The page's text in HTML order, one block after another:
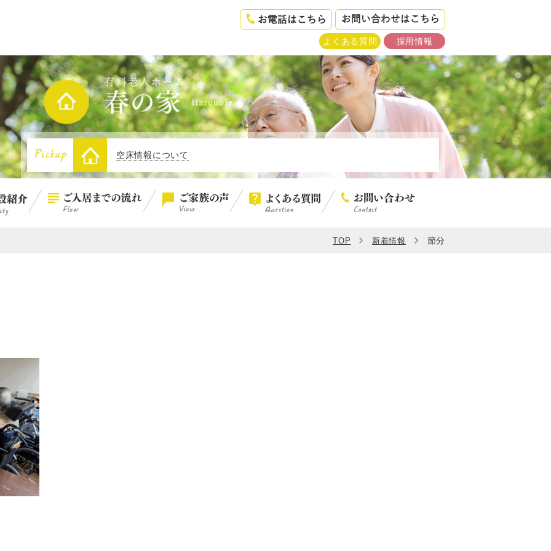
よくある質問 採用情報
空床情報について
空床情報について
空床情報について
1
TOP 新着情報 節分